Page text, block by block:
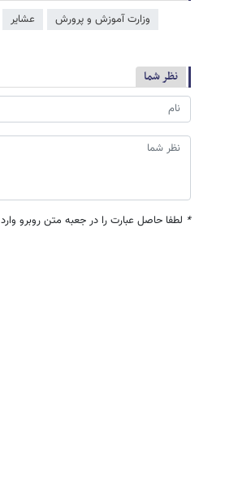
وزارت آموزش و پرورش عشایر
نظر شما
* لطفا حاصل عبارت را در جعبه متن روبرو